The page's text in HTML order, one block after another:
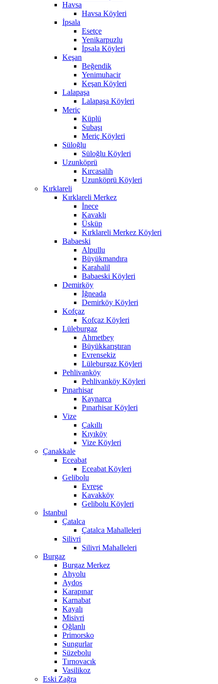
Havsa
Havsa Köyleri
İpsala
Esetçe
Yenikarpuzlu
İpsala Köyleri
Keşan
Beğendik
Yenimuhacir
Keşan Köyleri
Lalapaşa
Lalapaşa Köyleri
Meriç
Küplü
Subaşı
Meriç Köyleri
Süloğlu
Süloğlu Köyleri
Uzunköprü
Kırcasalih
Uzunköprü Köyleri
Kırklareli
Kırklareli Merkez
İnece
Kavaklı
Üsküp
Kırklareli Merkez Köyleri
Babaeski
Alpullu
Büyükmandıra
Karahalil
Babaeski Köyleri
Demirköy
İğneada
Demirköy Köyleri
Kofçaz
Kofçaz Köyleri
Lüleburgaz
Ahmetbey
Büyükkarıştıran
Evrensekiz
Lüleburgaz Köyleri
Pehlivanköy
Pehlivanköy Köyleri
Pınarhisar
Kaynarca
Pınarhisar Köyleri
Vize
Çakıllı
Kıyıköy
Vize Köyleri
Çanakkale
Eceabat
Eceabat Köyleri
Gelibolu
Evreşe
Kavakköy
Gelibolu Köyleri
İstanbul
Çatalca
Çatalca Mahalleleri
Silivri
Silivri Mahalleleri
Burgaz
Burgaz Merkez
Ahyolu
Aydos
Karapınar
Karnabat
Kayalı
Misivri
Oğlanlı
Primorsko
Sungurlar
Süzebolu
Tırnovacık
Vasilikoz
Eski Zağra